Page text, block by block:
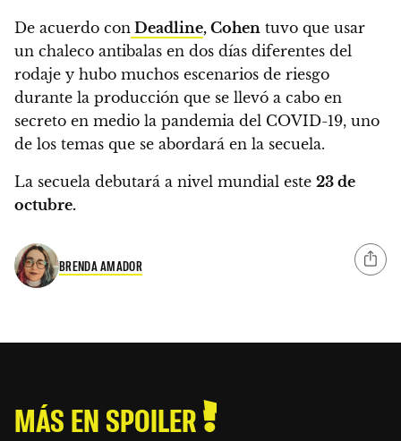
De acuerdo con Deadline, Cohen tuvo que usar
un chaleco antibalas en dos días diferentes del
rodaje y hubo muchos escenarios de riesgo
durante la producción que se llevó a cabo en
secreto en medio la pandemia del COVID-19, uno
de los temas que se abordará en la secuela.
La secuela debutará a nivel mundial este 23 de
octubre.
BRENDA AMADOR
MÁS EN SPOILER